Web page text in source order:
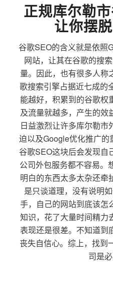
正规库尔勒
让你摆
谷歌SEO的含义就是依照
网站，让其在谷歌的搜
量。因此，也有很多人称
歌搜索引擎占据近七成的
能越好，积累到的谷歌权
及流量就越多，产生的效
日益激烈让许多库尔勒
迫以及Google优化推广
谷歌SEO这块后会发现自
公司外包服务都不容易。
明白的东西太多太杂还牵
是只谈道理，没有说明
手，自己的网站到底该怎
知识，花了大量时间精力
表现还是很差。不知道到
丧失自信心。综上，找到
司是必